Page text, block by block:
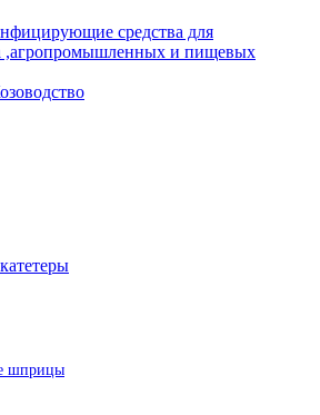
средства для
,агропромышленных и пищевых
шприцы